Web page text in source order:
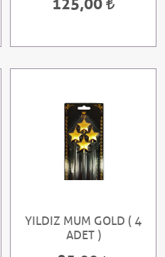
YILDIZ MUM GOLD ( 4
ADET )